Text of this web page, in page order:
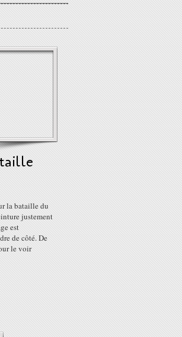
la bataille du
justement
est
de côté. De
le voir